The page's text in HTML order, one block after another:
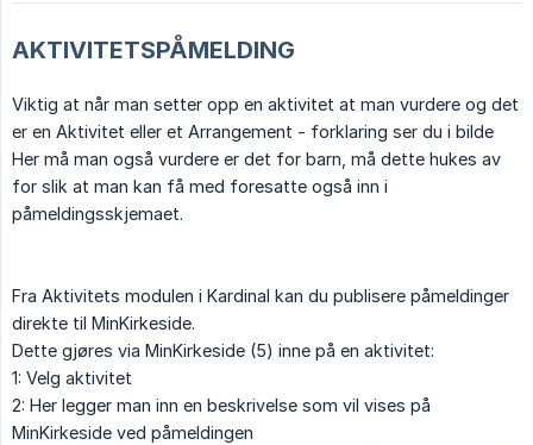
AKTIVITETSPÅMELDING
Viktig at når man setter opp en aktivitet at man vurdere og det
er en Aktivitet eller et Arrangement - forklaring ser du i bilde
Her må man også vurdere er det for barn, må dette hukes av
for slik at man kan få med foresatte også inn i
påmeldingsskjemaet.
Fra Aktivitets modulen i Kardinal kan du publisere påmeldinger
direkte til MinKirkeside.
Dette gjøres via MinKirkeside (5) inne på en aktivitet:
1: Velg aktivitet
2: Her legger man inn en beskrivelse som vil vises på
MinKirkeside ved påmeldingen